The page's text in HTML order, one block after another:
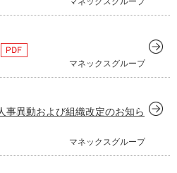
マネックスグループ
事異動および組織改定のお知ら
マネックスグループ